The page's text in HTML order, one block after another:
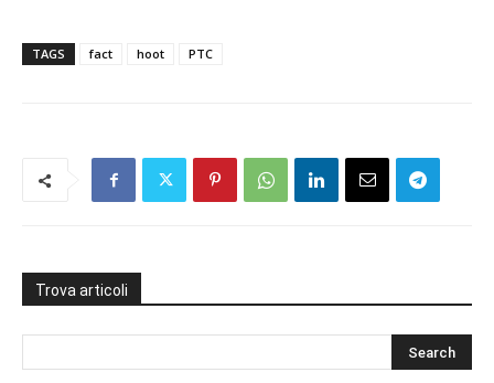
TAGS fact hoot PTC
Trova articoli